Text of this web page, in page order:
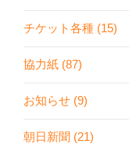
チケット各種 (15)
協力紙 (87)
お知らせ (9)
朝日新聞 (21)